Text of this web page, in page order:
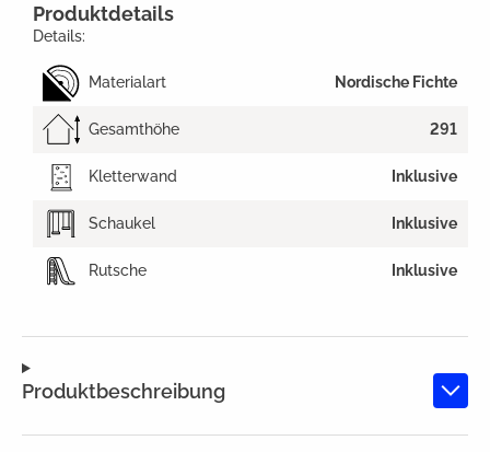
Produktbeschreibung
Produktdetails
Details:
Materialart Nordische Fichte
Gesamthöhe 291
Kletterwand Inklusive
Schaukel Inklusive
Rutsche Inklusive